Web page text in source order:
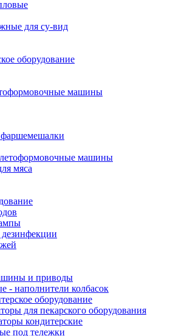
для су-вид
оборудование
машины
машины
мяса
и приводы
- наполнители колбасок
оборудование
для пекарского оборудования
кондитерские
под тележки